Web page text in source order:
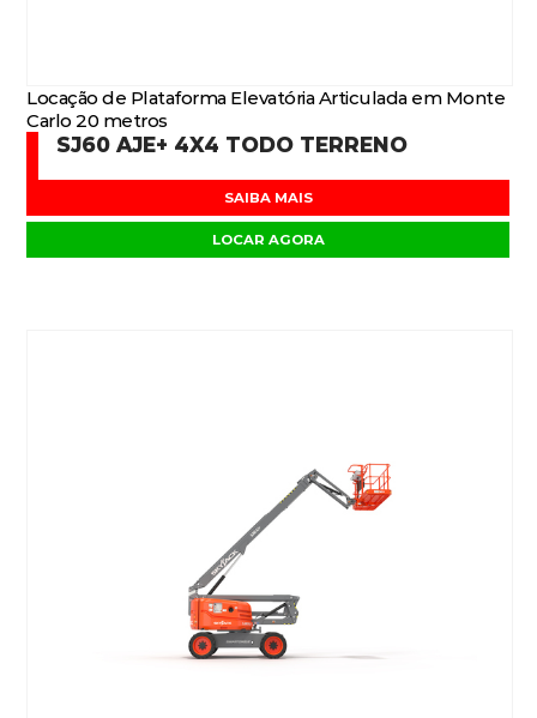
Locação de Plataforma Elevatória Articulada em Monte
Carlo 20 metros
SJ60 AJE+ 4X4 TODO TERRENO
SAIBA MAIS
LOCAR AGORA